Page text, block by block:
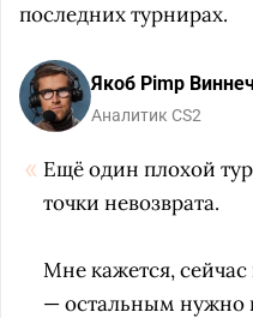
последних турнирах.
Якоб Pimp
Аналитик CS2
Ещё один плохой
точки невозврата.
Мне кажется, сейчас
— остальным нужно